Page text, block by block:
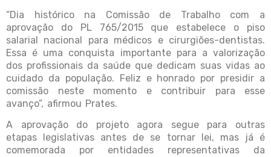
“Dia histórico na Comissão de Trabalho com a
aprovação do PL 765/2015 que estabelece o piso
salarial nacional para médicos e cirurgiões-dentistas.
Essa é uma conquista importante para a valorização
dos profissionais da saúde que dedicam suas vidas ao
cuidado da população. Feliz e honrado por presidir a
comissão neste momento e contribuir para esse
avanço”, afirmou Prates.
A aprovação do projeto agora segue para outras
etapas legislativas antes de se tornar lei, mas já é
comemorada por entidades representativas da